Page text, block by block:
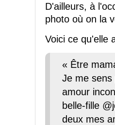
D'ailleurs, à
photo où on la
Voici ce qu'elle
« Être
Je me sens
amour
belle-fille
deux mes